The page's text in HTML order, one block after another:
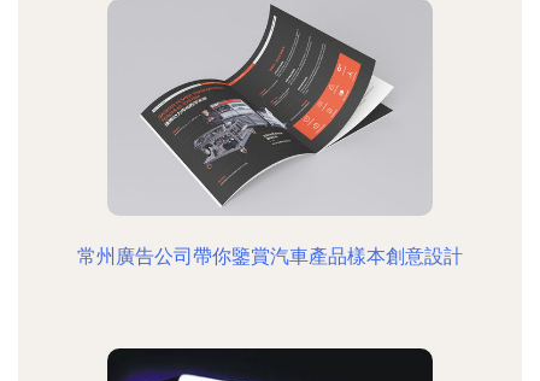
常州廣告公司帶你鑒賞汽車產品樣本創意設計